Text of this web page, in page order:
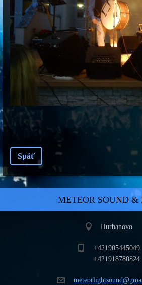
Späť
METEOR SOUND &
Hurbanovo
+421905445049
+421918780824
meteorlightsound